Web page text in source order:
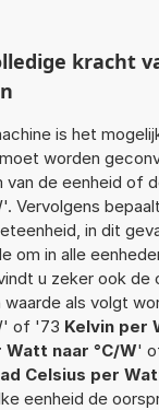
kracht
is het
worden
van de eenheid of
Vervolgens
in dit
om in alle
u zeker ook
als volgt
of '73 Kelvin per
Watt naar °C/W'
Celsius per
eenheid de